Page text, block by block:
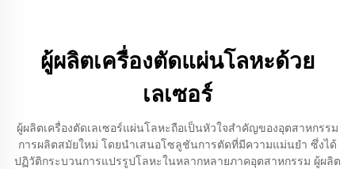
ผู้ผลิตเครื่องตัดแผ่นโลหะด้วย
เลเซอร์
ผู้ผลิตเครื่องตัดเลเซอร์แผ่นโลหะถือเป็นหัวใจสำคัญของอุตสาหกรรม
การผลิตสมัยใหม่ โดยนำเสนอโซลูชันการตัดที่มีความแม่นยำ ซึ่งได้
ปฏิวัติกระบวนการแปรรูปโลหะในหลากหลายภาคอุตสาหกรรม ผู้ผลิต